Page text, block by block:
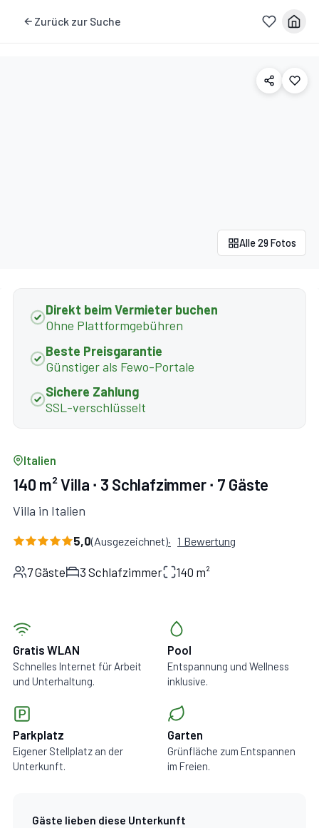
Zurück zur Suche
Alle 29 Fotos
Direkt beim Vermieter buchen
Ohne Plattformgebühren
Beste Preisgarantie
Günstiger als Fewo-Portale
Sichere Zahlung
SSL-verschlüsselt
Italien
140 m² Villa ∙ 3 Schlafzimmer ∙ 7 Gäste
Villa in Italien
5,0(Ausgezeichnet) 1 Bewertung
7 Gäste 3 Schlafzimmer 140 m²
Gratis WLAN
Schnelles Internet für Arbeit
und Unterhaltung.
Pool
Entspannung und Wellness
inklusive.
Parkplatz
Eigener Stellplatz an der
Unterkunft.
Garten
Grünfläche zum Entspannen
im Freien.
Gäste lieben diese Unterkunft